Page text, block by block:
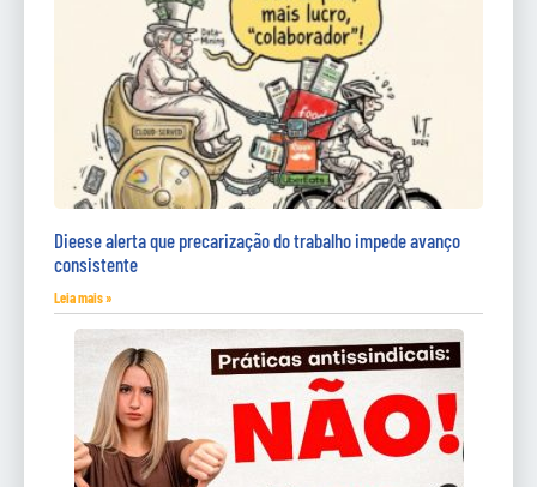
Dieese alerta que precarização do trabalho impede avanço
consistente
Leia mais »